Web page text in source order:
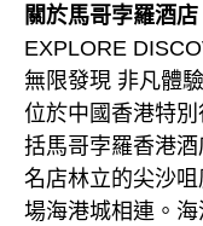
關於馬哥孛羅酒
EXPLORE
無限發現 非凡體
位於中國香港特
括馬哥孛羅香港
名店林立的尖沙
場海港城相連。